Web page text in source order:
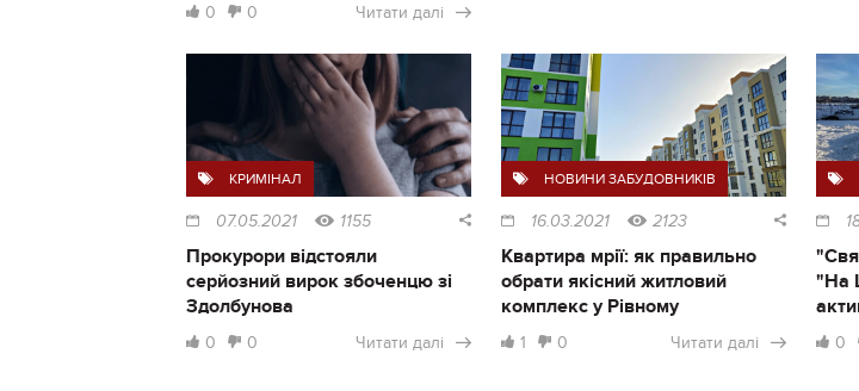
0 0 Читати далі
КРИМІНАЛ
07.05.2021 1155
Прокурори відстояли
серйозний вирок збоченцю зі
Здолбунова
0 0 Читати далі
НОВИНИ ЗАБУДОВНИКІВ
16.03.2021 2123
Квартира мрії: як правильно
обрати якісний житловий
комплекс у Рівному
1 0 Читати далі
"На
0